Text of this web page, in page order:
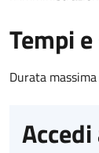
Tempi
Durata